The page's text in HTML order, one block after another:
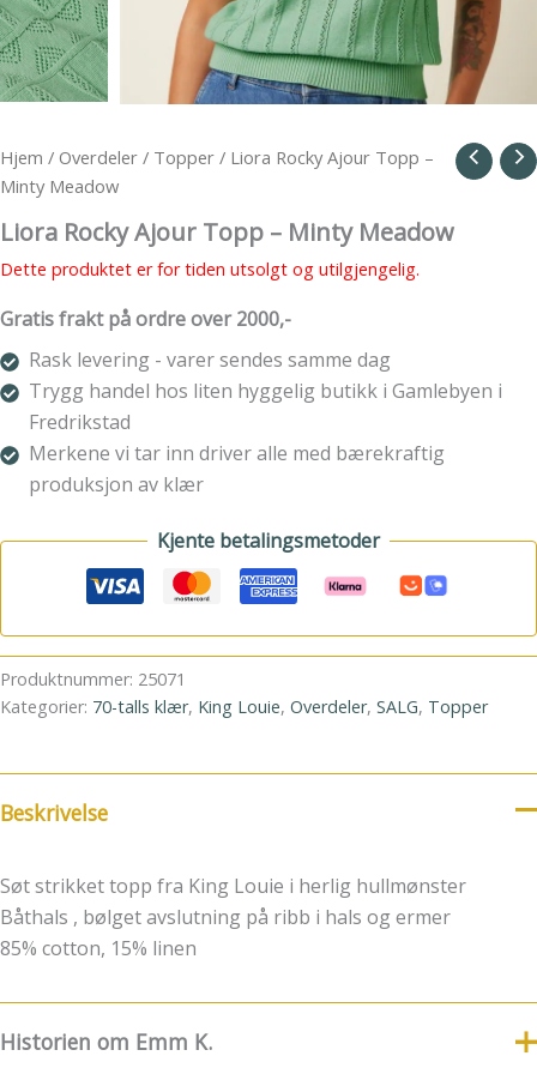
Hjem / Overdeler / Topper / Liora Rocky Ajour Topp –
Minty Meadow
Liora Rocky Ajour Topp – Minty Meadow
Dette produktet er for tiden utsolgt og utilgjengelig.
Gratis frakt på ordre over 2000,-
Rask levering - varer sendes samme dag
Trygg handel hos liten hyggelig butikk i Gamlebyen i
Fredrikstad
Merkene vi tar inn driver alle med bærekraftig
produksjon av klær
Kjente betalingsmetoder
Produktnummer: 25071
Kategorier: 70-talls klær, King Louie, Overdeler, SALG, Topper
Beskrivelse
Søt strikket topp fra King Louie i herlig hullmønster
Båthals , bølget avslutning på ribb i hals og ermer
85% cotton, 15% linen
Historien om Emm K.